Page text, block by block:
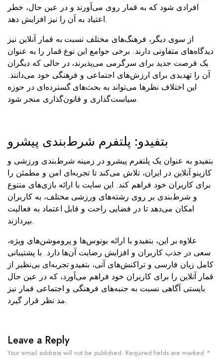
افرادی شود که به قمار روی می‌آورند و در عین حال، خطر
اعتیاد به آن را نیز افزایش دهد.
از سوی دیگر، فرهنگ‌های مختلف نسبت به قمار آنلاین نیز
دیدگاه‌های متفاوتی دارند. برخی جوامع این نوع قمار را به عنوان
یک فرصت جدید برای سرگرمی می‌پذیرند، در حالی که دیگران
آن را تهدیدی برای ارزش‌های اجتماعی و فرهنگی خود می‌دانند.
این اختلاف نظرها می‌تواند به بحث‌های گسترده‌ای در حوزه
سیاست‌گذاری و قانون‌گذاری منجر شود.
بتفیدو: پلتفرم شرط‌بندی پیشرو
بتفیدو به عنوان یک پلتفرم پیشرو در زمینه شرط‌بندی ورزشی و
کازینو آنلاین در ایران، تلاش می‌کند تا تجربه‌ای امن و مطمئن را
برای کاربران خود فراهم کند. این سایت با ارائه بازی‌های متنوع
و شرط‌بندی بر روی رشته‌های ورزشی مختلف، به کاربران
امکان می‌دهد تا در فضایی راحت و قابل اعتماد به فعالیت
بپردازند.
علاوه بر این، بتفیدو با ارائه بونوس‌ها و پروموشن‌های ویژه،
سعی در جذب کاربران و افزایش رضایت آن‌ها دارد. با پشتیبانی
کامل زبان فارسی و تراکنش‌های آنی، بتفیدو تجربه‌ای بی‌نظیر از
قمار آنلاین را برای کاربران خود فراهم می‌آورد، که در عین حال
بایستی آگاهی نسبت به جنبه‌های فرهنگی و اجتماعی قمار نیز
مد نظر قرار گیرد.
Leave a Reply
Your email address will not be published. Required fields are marked *